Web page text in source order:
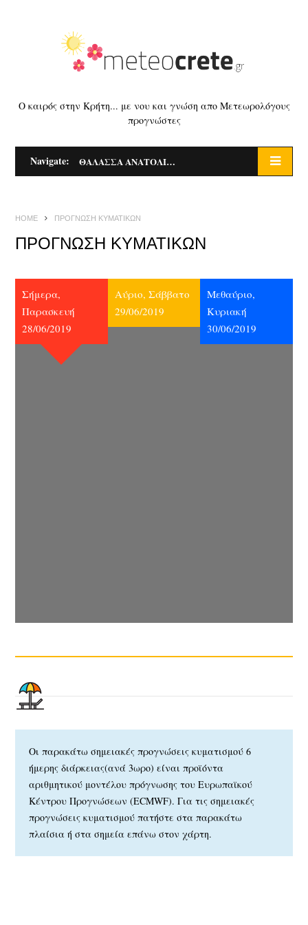
Ο καιρός στην Κρήτη... με νου και γνώση απο Μετεωρολόγους
προγνώστες
Navigate: ΘΑΛΑΣΣΑ ΑΝΑΤΟΛΙΚΑ ΓΑΥΔΟΥ
HOME ΠΡΟΓΝΩΣΗ ΚΥΜΑΤΙΚΩΝ
ΠΡΟΓΝΩΣΗ ΚΥΜΑΤΙΚΩΝ
Σήμερα,
Παρασκευή
28/06/2019
Αύριο, Σάββατο
29/06/2019
Μεθαύριο,
Κυριακή
30/06/2019
Οι παρακάτω σημειακές προγνώσεις κυματισμού 6
ήμερης διάρκειας(ανά 3ωρο) είναι προϊόντα
αριθμητικού μοντέλου πρόγνωσης του Ευρωπαϊκού
Κέντρου Προγνώσεων (ECMWF). Για τις σημειακές
προγνώσεις κυματισμού πατήστε στα παρακάτω
πλαίσια ή στα σημεία επάνω στον χάρτη.